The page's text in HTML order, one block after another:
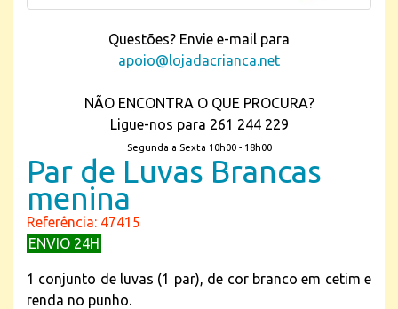
Questões? Envie e-mail para
apoio@lojadacrianca.net
NÃO ENCONTRA O QUE PROCURA?
Ligue-nos para 261 244 229
Segunda a Sexta 10h00 - 18h00
Par de Luvas Brancas
menina
Referência: 47415
ENVIO 24H
1 conjunto de luvas (1 par), de cor branco em cetim e
renda no punho.